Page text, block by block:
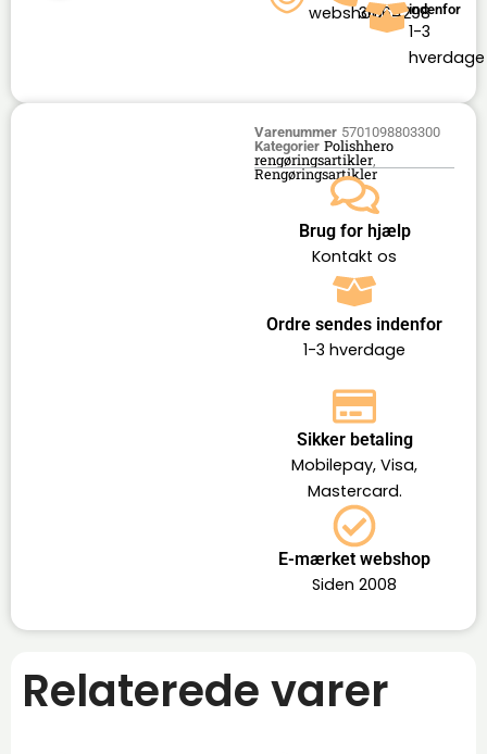
webshop36164298indenfor
1-3
hverdage
Varenummer 5701098803300
Kategorier Polishhero
rengøringsartikler,
Rengøringsartikler
Brug for hjælp
Kontakt os
Ordre sendes indenfor
1-3 hverdage
Sikker betaling
Mobilepay, Visa,
Mastercard.
E-mærket webshop
Siden 2008
Relaterede varer